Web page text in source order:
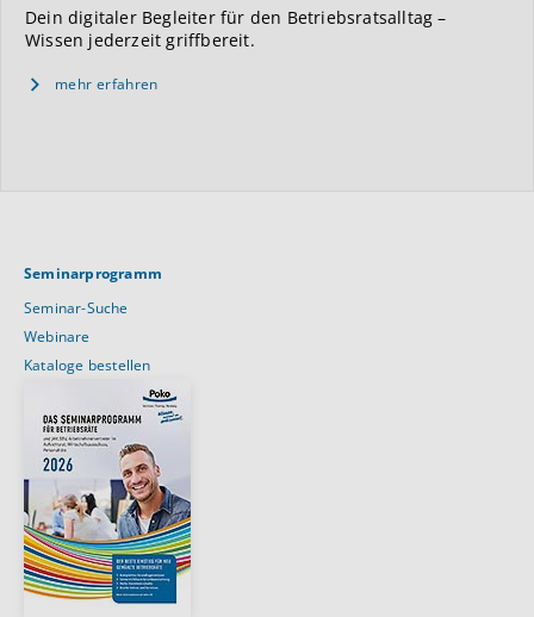
Dein digitaler Begleiter für den Betriebsratsalltag –
Wissen jederzeit griffbereit.
mehr erfahren
Seminarprogramm
Seminar-Suche
Webinare
Kataloge bestellen